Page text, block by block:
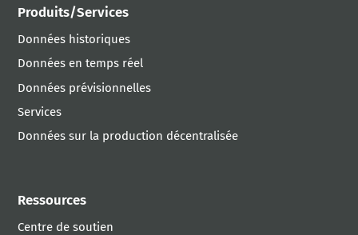
Produits/Services
Données historiques
Données en temps réel
Données prévisionnelles
Services
Données sur la production décentralisée
Ressources
Centre de soutien